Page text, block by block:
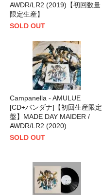
AWDR/LR2 (2019)【初回数量
限定生産】
SOLD OUT
Campanella - AMULUE
[CD+バンダナ]【初回生産限定
盤】MADE DAY MAIDER /
AWDR/LR2 (2020)
SOLD OUT